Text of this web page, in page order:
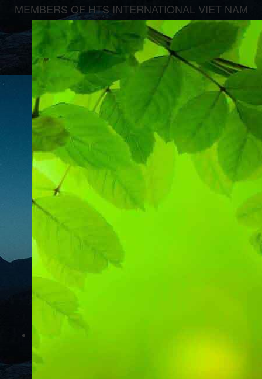
MEMBERS OF HTS INTERNATIONAL VIET NAM